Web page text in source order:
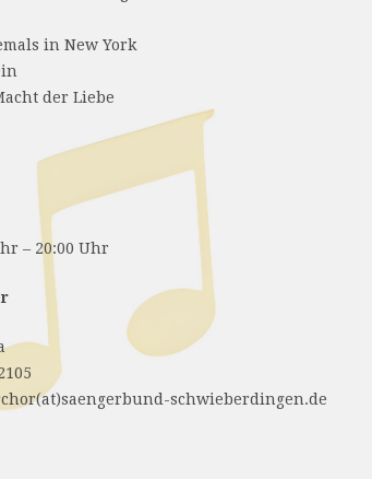
in New York
der Liebe
– 20:00 Uhr
schwieberdingen.de